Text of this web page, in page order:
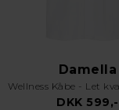
Damella
DKK 599,-